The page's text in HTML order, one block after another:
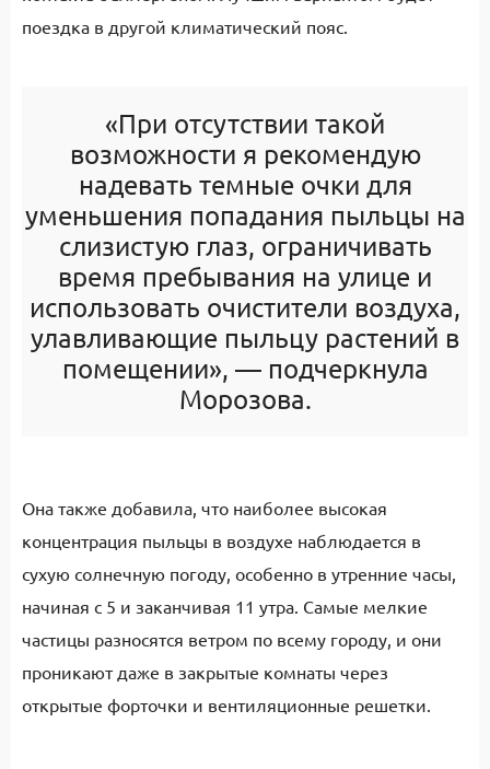
поездка в другой климатический пояс.
«При отсутствии такой
возможности я рекомендую
надевать темные очки для
уменьшения попадания пыльцы на
слизистую глаз, ограничивать
время пребывания на улице и
использовать очистители воздуха,
улавливающие пыльцу растений в
помещении», — подчеркнула
Морозова.
Она также добавила, что наиболее высокая
концентрация пыльцы в воздухе наблюдается в
сухую солнечную погоду, особенно в утренние часы,
начиная с 5 и заканчивая 11 утра. Самые мелкие
частицы разносятся ветром по всему городу, и они
проникают даже в закрытые комнаты через
открытые форточки и вентиляционные решетки.